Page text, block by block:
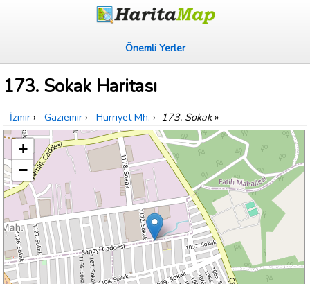
Önemli Yerler
173. Sokak Haritası
İzmir › Gaziemir › Hürriyet Mh. › 173. Sokak»
+
−